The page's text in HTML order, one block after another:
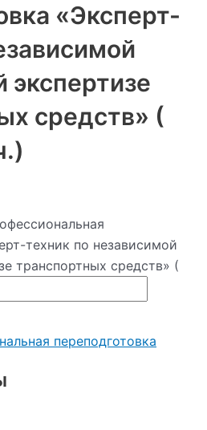
«Эксперт-
экспертизе
средств» (
техник по независимой
транспортных средств» (
переподготовка